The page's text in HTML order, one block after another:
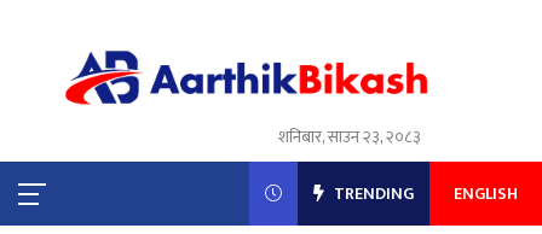
शनिबार, साउन २३, २०८३
TRENDING ENGLISH